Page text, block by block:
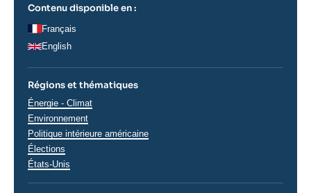
Contenu disponible en :
Français
English
Régions et thématiques
Thématiques
analyses
Énergie - Climat
Environnement
Politique intérieure américaine
Élections
Régions
États-Unis